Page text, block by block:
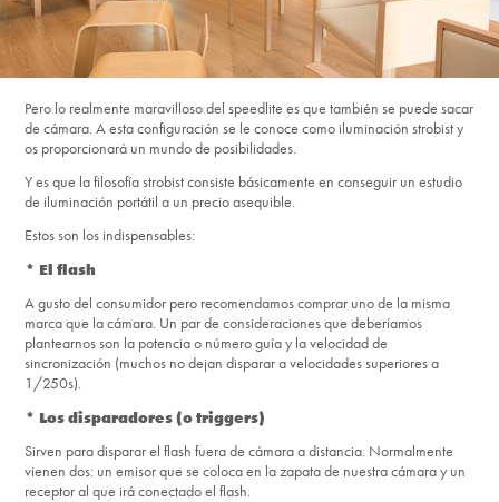
Pero lo realmente maravilloso del speedlite es que también se puede sacar
de cámara. A esta configuración se le conoce como iluminación strobist y
os proporcionará un mundo de posibilidades.
Y es que la filosofía strobist consiste básicamente en conseguir un estudio
de iluminación portátil a un precio asequible.
Estos son los indispensables:
* El flash
A gusto del consumidor pero recomendamos comprar uno de la misma
marca que la cámara. Un par de consideraciones que deberíamos
plantearnos son la potencia o número guía y la velocidad de
sincronización (muchos no dejan disparar a velocidades superiores a
1/250s).
* Los disparadores (o triggers)
Sirven para disparar el flash fuera de cámara a distancia. Normalmente
vienen dos: un emisor que se coloca en la zapata de nuestra cámara y un
receptor al que irá conectado el flash.